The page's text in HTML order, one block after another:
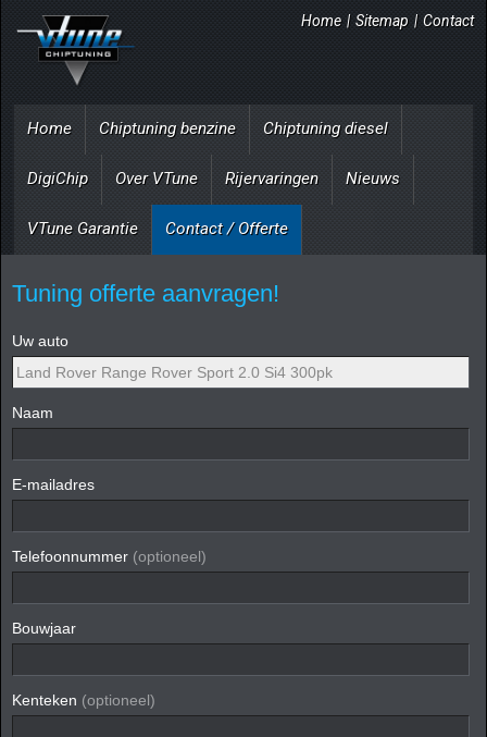
Home | Sitemap | Contact
Home Chiptuning benzine Chiptuning diesel
DigiChip Over VTune Rijervaringen Nieuws
VTune Garantie Contact / Offerte
Tuning offerte aanvragen!
Uw auto
Naam
E-mailadres
Telefoonnummer (optioneel)
Bouwjaar
Kenteken (optioneel)